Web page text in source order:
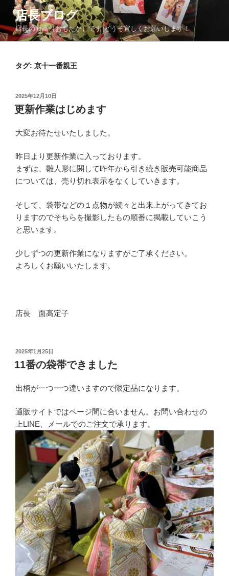
テ
ン
店長ブログ
店長の面高（おもたか）です どうぞ宜しくお願いします！
タグ: 京十一番親王
投
稿
日:
2025年12月10日
更新作業はじめます
大変お待たせいたしました。
昨日より更新作業に入っております。
まずは、雛人形に関して昨年から引き続き販売可能商品
については、売り切れ表示をなくしていきます。
そして、袋帯などの１点物が続々と出来上がってきてお
りますのでそちらを撮影したもの順番に掲載していこう
と思います。
少しずつの更新作業になりますがご了承ください。
よろしくお願いいたします。
店長 面高定子
投
稿
日:
2025年1月25日
11番の袋帯できました
出柄が一つ一つ違いますので限定品になります。
通販サイトではページ間に合いません。お問い合わせの
上LINE、メールでのご注文で承ります。